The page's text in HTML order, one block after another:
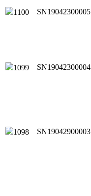
1100 SN19042300005
1099 SN19042300004
1098 SN19042900003